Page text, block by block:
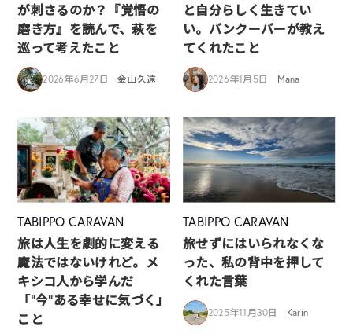
が刺さるのか？『覚悟の
磨き方』を読んで、萩を
巡って考えたこと
2026年6月27日 金山久遠
と自分らしく生きてい
い。バンクーバーが教え
てくれたこと
2026年1月5日 Mana
TABIPPO CARAVAN
旅は人生を劇的に変える
魔法ではないけれど。メ
キシコ人から学んだ
「”今”ある幸せに気づく」
こと
TABIPPO CARAVAN
旅せずにはいられなくな
った、私の背中を押して
くれた言葉
2025年11月30日 Karin